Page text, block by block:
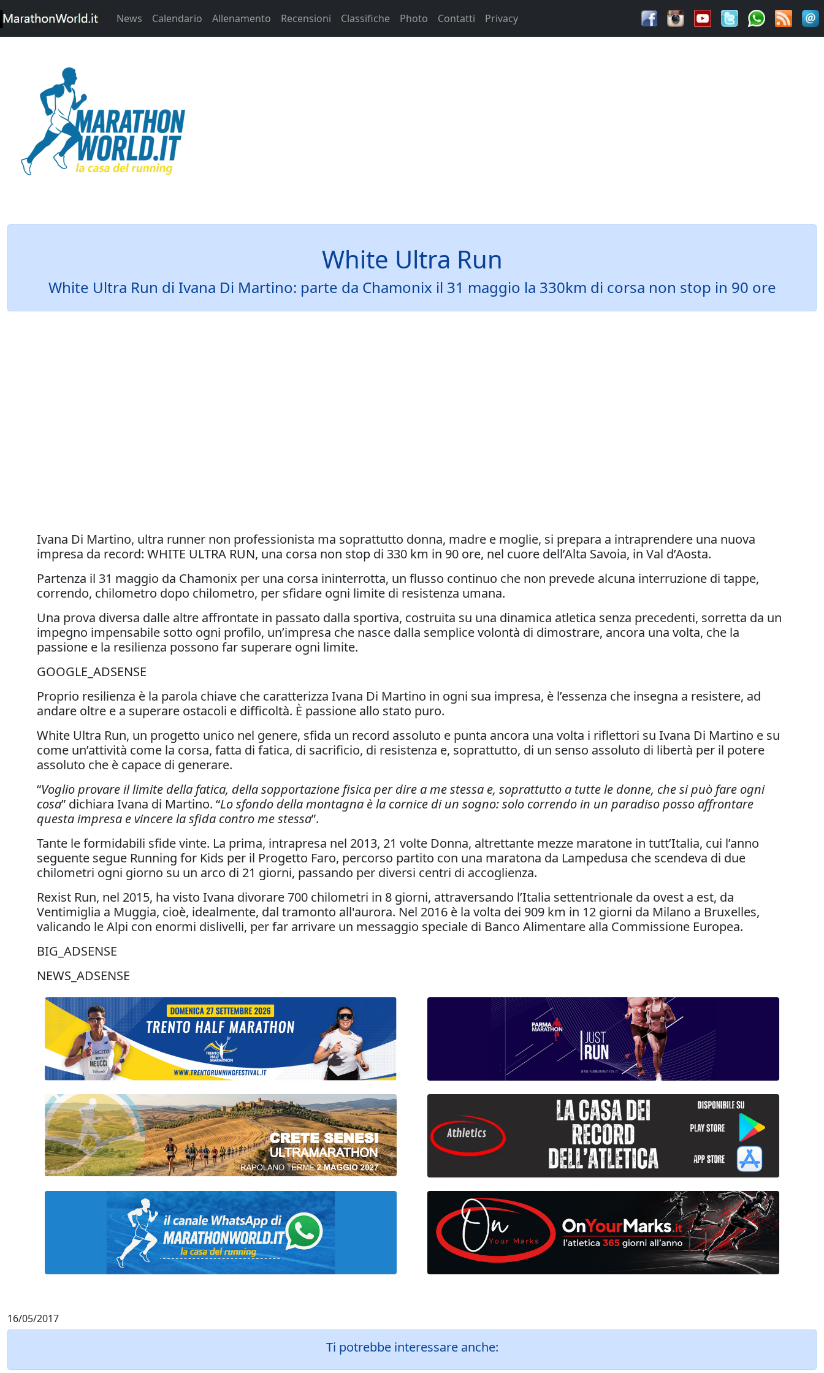
News Calendario Allenamento Recensioni Classifiche Photo Contatti Privacy
White Ultra Run
White Ultra Run di Ivana Di Martino: parte da Chamonix il 31 maggio la 330km di corsa non stop in 90 ore
Ivana Di Martino, ultra runner non professionista ma soprattutto donna, madre e moglie, si prepara a intraprendere una nuova
impresa da record: WHITE ULTRA RUN, una corsa non stop di 330 km in 90 ore, nel cuore dell’Alta Savoia, in Val d’Aosta.
Partenza il 31 maggio da Chamonix per una corsa ininterrotta, un flusso continuo che non prevede alcuna interruzione di tappe,
correndo, chilometro dopo chilometro, per sfidare ogni limite di resistenza umana.
Una prova diversa dalle altre affrontate in passato dalla sportiva, costruita su una dinamica atletica senza precedenti, sorretta da un
impegno impensabile sotto ogni profilo, un’impresa che nasce dalla semplice volontà di dimostrare, ancora una volta, che la
passione e la resilienza possono far superare ogni limite.
GOOGLE_ADSENSE
Proprio resilienza è la parola chiave che caratterizza Ivana Di Martino in ogni sua impresa, è l’essenza che insegna a resistere, ad
andare oltre e a superare ostacoli e difficoltà. È passione allo stato puro.
White Ultra Run, un progetto unico nel genere, sfida un record assoluto e punta ancora una volta i riflettori su Ivana Di Martino e su
come un’attività come la corsa, fatta di fatica, di sacrificio, di resistenza e, soprattutto, di un senso assoluto di libertà per il potere
assoluto che è capace di generare.
“Voglio provare il limite della fatica, della sopportazione fisica per dire a me stessa e, soprattutto a tutte le donne, che si può fare ogni
cosa” dichiara Ivana di Martino. “Lo sfondo della montagna è la cornice di un sogno: solo correndo in un paradiso posso affrontare
questa impresa e vincere la sfida contro me stessa”.
Tante le formidabili sfide vinte. La prima, intrapresa nel 2013, 21 volte Donna, altrettante mezze maratone in tutt’Italia, cui l’anno
seguente segue Running for Kids per il Progetto Faro, percorso partito con una maratona da Lampedusa che scendeva di due
chilometri ogni giorno su un arco di 21 giorni, passando per diversi centri di accoglienza.
Rexist Run, nel 2015, ha visto Ivana divorare 700 chilometri in 8 giorni, attraversando l’Italia settentrionale da ovest a est, da
Ventimiglia a Muggia, cioè, idealmente, dal tramonto all'aurora. Nel 2016 è la volta dei 909 km in 12 giorni da Milano a Bruxelles,
valicando le Alpi con enormi dislivelli, per far arrivare un messaggio speciale di Banco Alimentare alla Commissione Europea.
BIG_ADSENSE
NEWS_ADSENSE
16/05/2017
Ti potrebbe interessare anche: